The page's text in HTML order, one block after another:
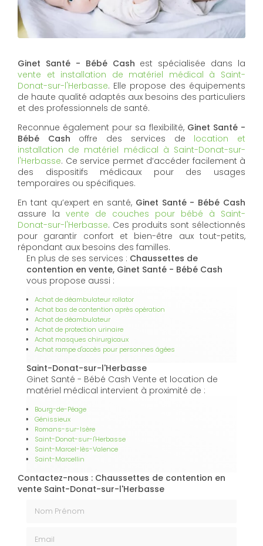
Ginet Santé - Bébé Cash est spécialisée dans la
vente et installation de matériel médical à Saint-
Donat-sur-l'Herbasse. Elle propose des équipements
de haute qualité adaptés aux besoins des particuliers
et des professionnels de santé.
Reconnue également pour sa flexibilité, Ginet Santé -
Bébé Cash offre des services de location et
installation de matériel médical à Saint-Donat-sur-
l'Herbasse. Ce service permet d’accéder facilement à
des dispositifs médicaux pour des usages
temporaires ou spécifiques.
En tant qu’expert en santé, Ginet Santé - Bébé Cash
assure la vente de couches pour bébé à Saint-
Donat-sur-l'Herbasse. Ces produits sont sélectionnés
pour garantir confort et bien-être aux tout-petits,
répondant aux besoins des familles.
En plus de ses services : Chaussettes de
contention en vente, Ginet Santé - Bébé Cash
vous propose aussi :
Achat de déambulateur rollator
Achat bas de contention après opération
Achat de déambulateur
Achat de protection urinaire
Achat masques chirurgicaux
Achat rampe d'accès pour personnes âgées
Saint-Donat-sur-l'Herbasse
Ginet Santé - Bébé Cash Vente et location de
matériel médical intervient à proximité de :
Bourg-de-Péage
Génissieux
Romans-sur-Isère
Saint-Donat-sur-l'Herbasse
Saint-Marcel-lès-Valence
Saint-Marcellin
Contactez-nous : Chaussettes de contention en
vente Saint-Donat-sur-l'Herbasse